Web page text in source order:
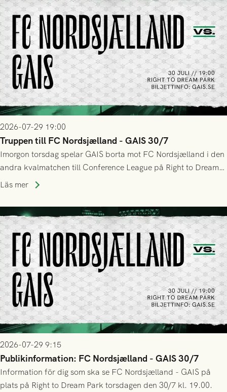
2026-07-29 19:00
Truppen till FC Nordsjælland - GAIS 30/7
Imorgon torsdag spelar GAIS borta mot FC Nordsjælland i den
andra kvalmatchen till Conference League på Right to Dream
Park! Fredrik Holmberg och ledarstaben har tagit ut följande
Läs mer
2026-07-29 9:15
Publikinformation: FC Nordsjælland - GAIS 30/7
Information för dig som ska se FC Nordsjælland - GAIS på
plats på Right to Dream Park torsdagen den 30/7 kl. 19.00.